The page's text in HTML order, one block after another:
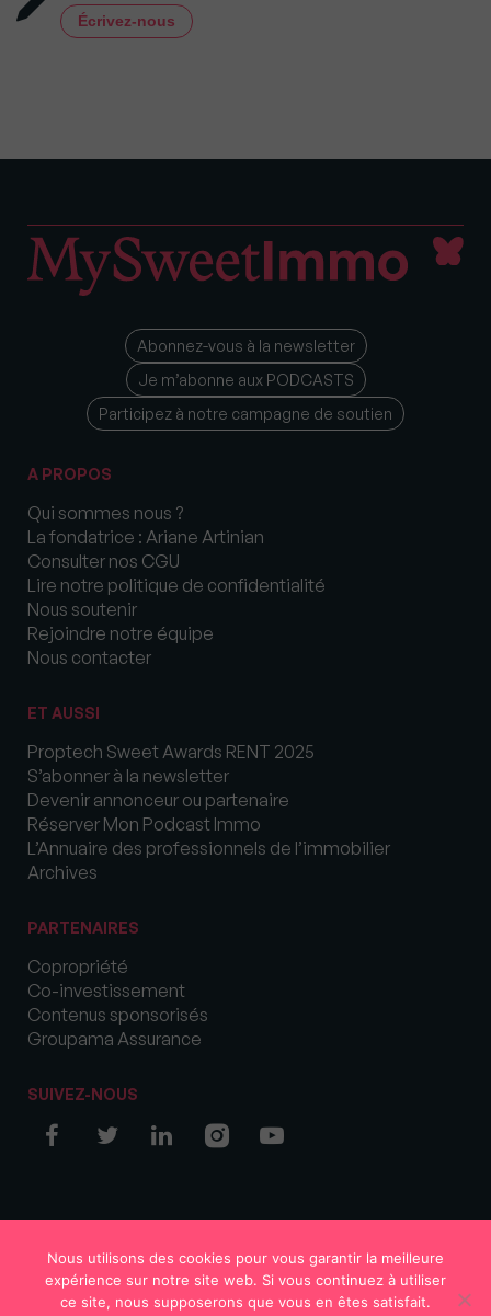
Écrivez-nous
Abonnez-vous à la newsletter
Je m’abonne aux PODCASTS
Participez à notre campagne de soutien
A PROPOS
Qui sommes nous ?
La fondatrice : Ariane Artinian
Consulter nos CGU
Lire notre politique de confidentialité
Nous soutenir
Rejoindre notre équipe
Nous contacter
ET AUSSI
Proptech Sweet Awards RENT 2025
S’abonner à la newsletter
Devenir annonceur ou partenaire
Réserver Mon Podcast Immo
L’Annuaire des professionnels de l’immobilier
Archives
PARTENAIRES
Copropriété
Co-investissement
Contenus sponsorisés
Groupama Assurance
SUIVEZ-NOUS
Nous utilisons des cookies pour vous garantir la meilleure
expérience sur notre site web. Si vous continuez à utiliser
ce site, nous supposerons que vous en êtes satisfait.